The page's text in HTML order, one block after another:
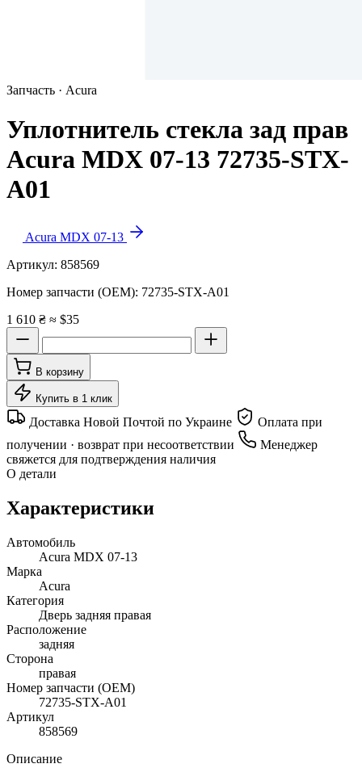
Запчасть · Acura
Уплотнитель стекла зад прав
Acura MDX 07-13 72735-STX-
A01
Acura MDX 07-13
Артикул: 858569
Номер запчасти (OEM): 72735-STX-A01
1 610 ₴ ≈ $35
В корзину
Купить в 1 клик
Доставка Новой Почтой по Украине
Оплата при
получении · возврат при несоответствии
Менеджер
свяжется для подтверждения наличия
О детали
Характеристики
Автомобиль
Acura MDX 07-13
Марка
Acura
Категория
Дверь задняя правая
Расположение
задняя
Сторона
правая
Номер запчасти (OEM)
72735-STX-A01
Артикул
858569
Описание